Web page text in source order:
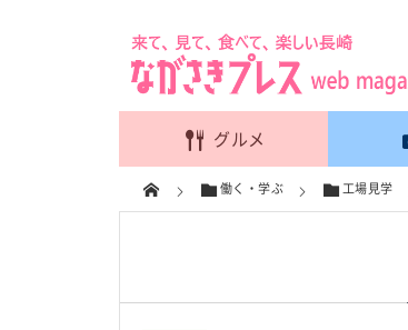
グルメ
働く・学ぶ 工場見学